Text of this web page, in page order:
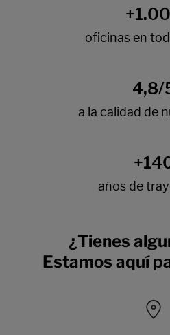
¿Tienes
Estamos aquí